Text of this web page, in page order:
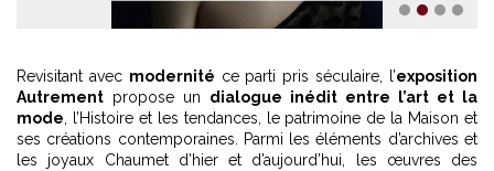
Revisitant avec modernité ce parti pris séculaire, l’exposition
Autrement propose un dialogue inédit entre l’art et la
mode , l’Histoire et les tendances, le patrimoine de la Maison et
ses créations contemporaines. Parmi les éléments d’archives et
les joyaux Chaumet d’hier et d’aujourd’hui, les œuvres des